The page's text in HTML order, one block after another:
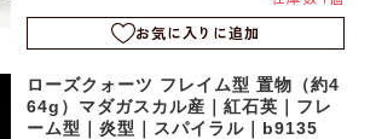
お気に入りに追加
ローズクォーツ フレイム型 置物（約4
64g）マダガスカル産｜紅石英｜フレ
ーム型｜炎型｜スパイラル｜b9135